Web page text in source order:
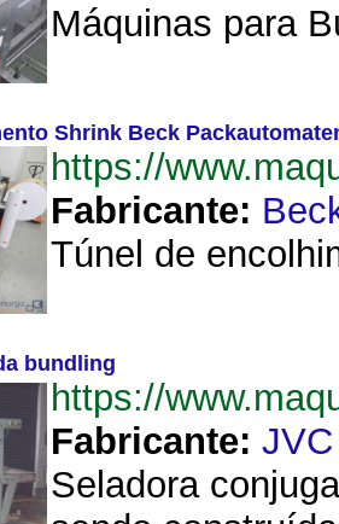
Máquinas para
Shrink Beck
https://
Fabricante:
Túnel de
bundling
https://
Fabricante: JVC
Seladora